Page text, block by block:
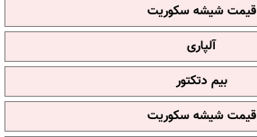
قیمت شیشه سکوریت
آلپاری
بیم دتکتور
قیمت شیشه سکوریت